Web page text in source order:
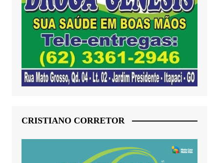
CRISTIANO CORRETOR